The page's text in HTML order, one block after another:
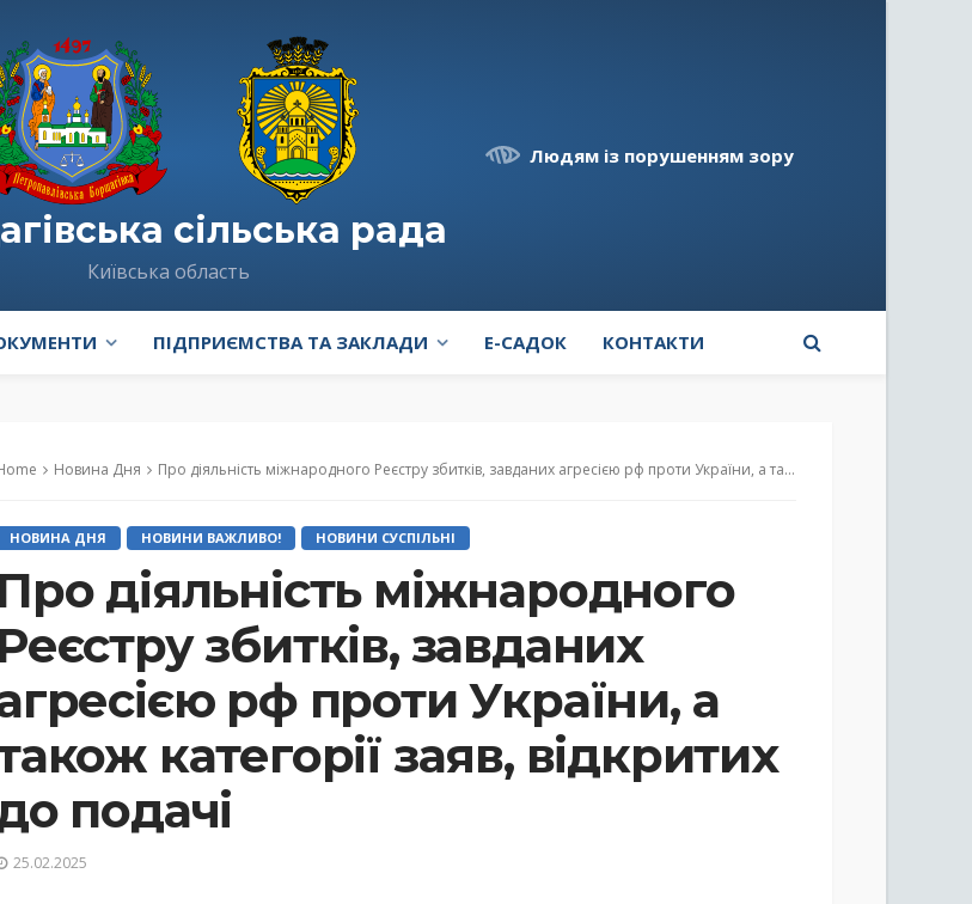
сільська рада
Київська область
Людям із порушенням зору
ПІДПРИЄМСТВА ТА ЗАКЛАДИ E-САДОК КОНТАКТИ
Новина Дня Про діяльність міжнародного Реєстру збитків, завданих агресією рф проти України, а також категорії заяв, відкритих до подачі
НОВИНА ДНЯ НОВИНИ ВАЖЛИВО! НОВИНИ СУСПІЛЬНІ
Про діяльність міжнародного
Реєстру збитків, завданих
рф проти України, а
категорії заяв, відкритих
подачі
25.02.2025